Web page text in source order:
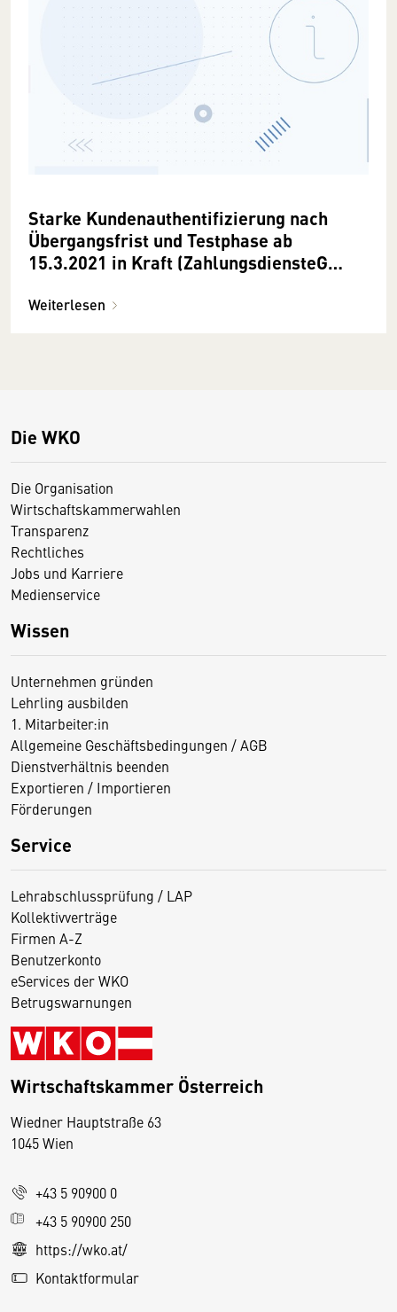
Starke Kundenauthentifizierung nach
Übergangsfrist und Testphase ab
15.3.2021 in Kraft (ZahlungsdiensteG
Weiterlesen
Die WKO
Die Organisation
Wirtschaftskammerwahlen
Transparenz
Rechtliches
Jobs und Karriere
Medienservice
Wissen
Unternehmen gründen
Lehrling ausbilden
1. Mitarbeiter:in
Allgemeine Geschäftsbedingungen / AGB
Dienstverhältnis beenden
Exportieren / Importieren
Förderungen
Service
Lehrabschlussprüfung / LAP
Kollektivverträge
Firmen A-Z
Benutzerkonto
eServices der WKO
Betrugswarnungen
Wirtschaftskammer Österreich
Wiedner Hauptstraße 63
1045 Wien
+43 5 90900 0
+43 5 90900 250
https://wko.at/
Kontaktformular
D
s
e
S
e